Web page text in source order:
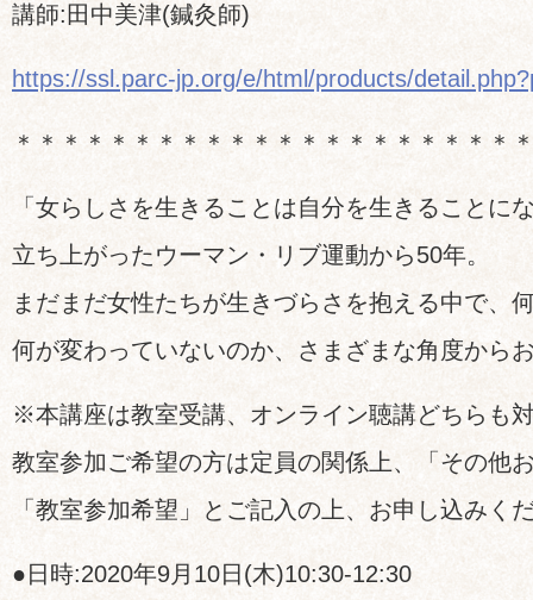
講師:田中美津(鍼灸師)
https://ssl.parc-jp.org/e/html/products/
＊＊＊＊＊＊＊＊＊＊＊＊＊＊＊＊＊＊＊＊＊
「女らしさを生きることは自分を生きることに
立ち上がったウーマン・リブ運動から50年。
まだまだ女性たちが生きづらさを抱える中で、
何が変わっていないのか、さまざまな角度から
※本講座は教室受講、オンライン聴講どちらも
教室参加ご希望の方は定員の関係上、「その他
「教室参加希望」とご記入の上、お申し込みく
●日時:2020年9月10日(木)10:30-12:30